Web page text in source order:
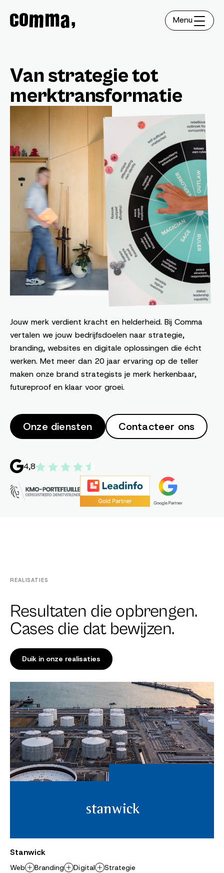
Menu
Van strategie tot
merktransformatie
Jouw merk verdient kracht en helderheid. Bij Comma
vertalen we jouw bedrijfsdoelen naar strategie,
branding, websites en digitale oplossingen die écht
werken. Met meer dan 20 jaar ervaring op de teller
maken onze brand strategists je merk herkenbaar,
futureproof en klaar voor groei.
Onze diensten Contacteer ons
4,8
REALISATIES
Resultaten die opbrengen.
Cases die dat bewijzen.
Duik in onze realisaties
Stanwick
Web Branding Digital Strategie